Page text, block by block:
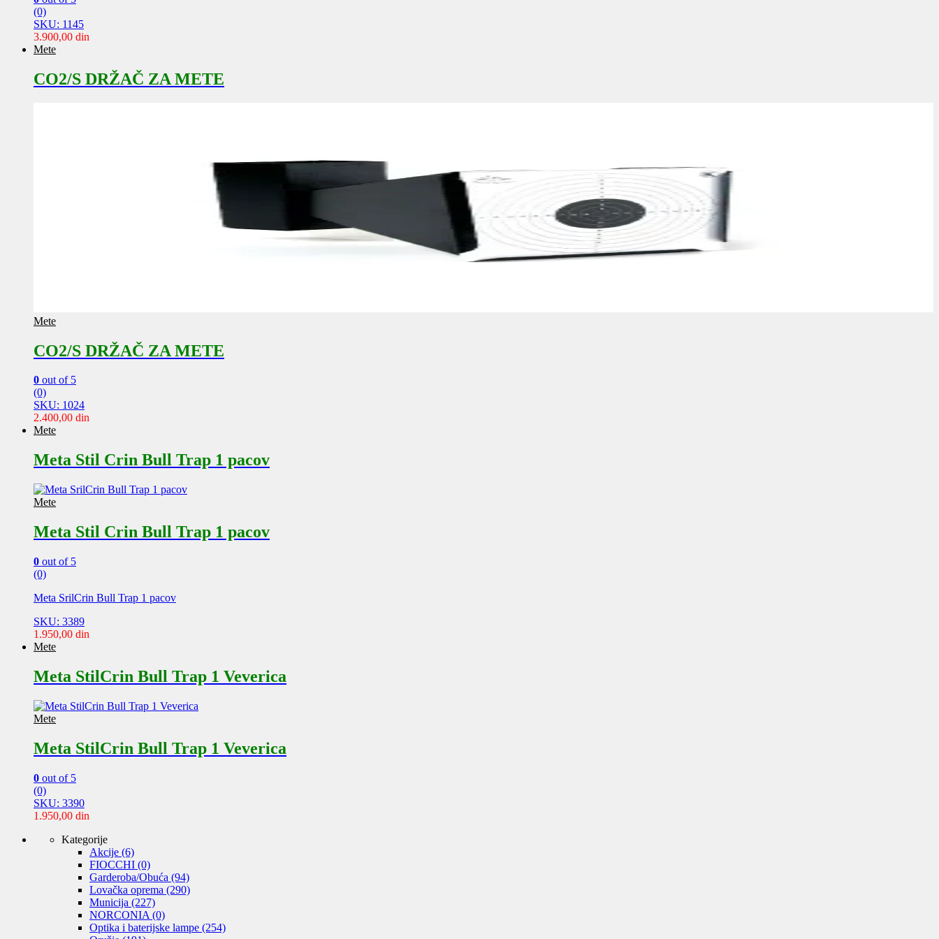
(0)
SKU: 1145
3.900,00 din
Mete
CO2/S DRŽAČ ZA METE
Mete
CO2/S DRŽAČ ZA METE
0 out of 5
(0)
SKU: 1024
2.400,00 din
Mete
Meta Stil Crin Bull Trap 1 pacov
Mete
Meta Stil Crin Bull Trap 1 pacov
0 out of 5
(0)
Meta SrilCrin Bull Trap 1 pacov
SKU: 3389
1.950,00 din
Mete
Meta StilCrin Bull Trap 1 Veverica
Mete
Meta StilCrin Bull Trap 1 Veverica
0 out of 5
(0)
SKU: 3390
1.950,00 din
Kategorije
Akcije (6)
FIOCCHI (0)
Garderoba/Obuća (94)
Lovačka oprema (290)
Municija (227)
NORCONIA (0)
Optika i baterijske lampe (254)